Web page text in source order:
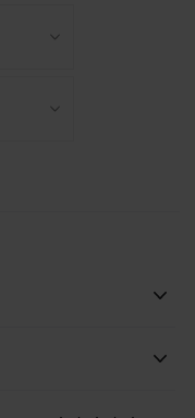
Twentys främre nav